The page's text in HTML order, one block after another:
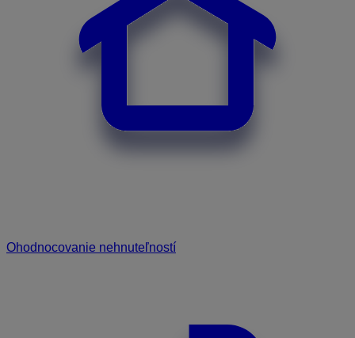
Ohodnocovanie nehnuteľností